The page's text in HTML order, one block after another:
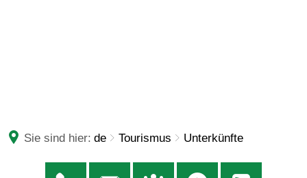
Sie sind hier: de Tourismus Unterkünfte